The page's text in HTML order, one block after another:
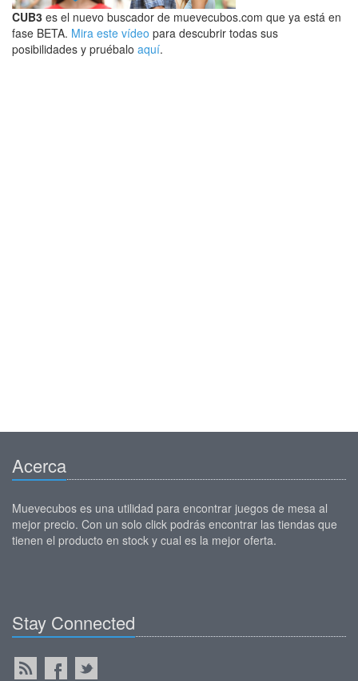
CUB3 es el nuevo buscador de muevecubos.com que ya está en
fase BETA. Mira este vídeo para descubrir todas sus
posibilidades y pruébalo aquí.
Acerca
Muevecubos es una utilidad para encontrar juegos de mesa al
mejor precio. Con un solo click podrás encontrar las tiendas que
tienen el producto en stock y cual es la mejor oferta.
Stay Connected